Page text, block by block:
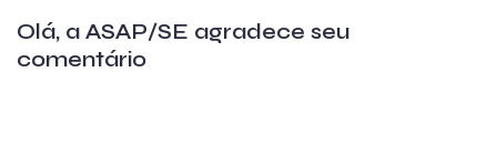
Olá, a ASAP/SE agradece seu
comentário